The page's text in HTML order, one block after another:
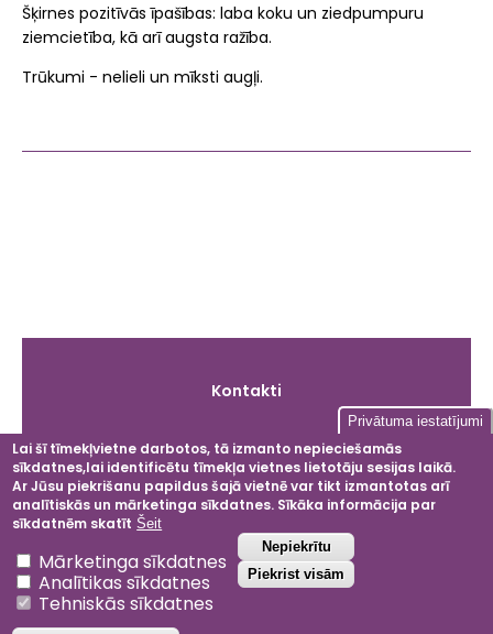
Šķirnes pozitīvās īpašības: laba koku un ziedpumpuru
ziemcietība, kā arī augsta ražība.
Trūkumi - nelieli un mīksti augļi.
Kontakti
Facebook
Instagram
LinkedIn
2024 © Dobeles ceriņi
Privātuma politika
Noteikumi un nosacījumi
Privātuma iestatījumi
Lai šī tīmekļvietne darbotos, tā izmanto nepieciešamās
sīkdatnes,lai identificētu tīmekļa vietnes lietotāju sesijas laikā.
Ar Jūsu piekrišanu papildus šajā vietnē var tikt izmantotas arī
analītiskās un mārketinga sīkdatnes. Sīkāka informācija par
sīkdatnēm skatīt Šeit
Mārketinga sīkdatnes
Analītikas sīkdatnes
Tehniskās sīkdatnes
Nepiekrītu
Piekrist visām
Atsaukt piekrišanu